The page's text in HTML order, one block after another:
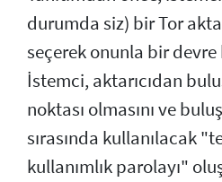
durumda siz) bir Tor
seçerek onunla bir devre
İstemci, aktarıcıdan
noktası olmasını ve
sırasında kullanılacak
kullanımlık parolayı"